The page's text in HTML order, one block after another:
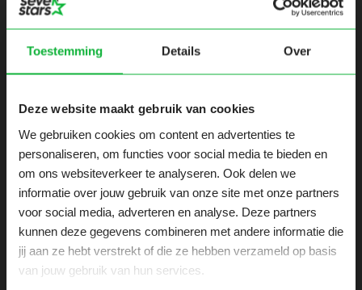
Toestemming Details Over
Deze website maakt gebruik van cookies
We gebruiken cookies om content en advertenties te
personaliseren, om functies voor social media te bieden en
om ons websiteverkeer te analyseren. Ook delen we
informatie over jouw gebruik van onze site met onze partners
voor social media, adverteren en analyse. Deze partners
kunnen deze gegevens combineren met andere informatie die
jij aan ze hebt verstrekt of die ze hebben verzameld op basis
van jouw gebruik van hun services.
Gerelateerde opdrachten
Informatiearchit
ect
Gouda
20 uren
BEKIJK OPDRACHT